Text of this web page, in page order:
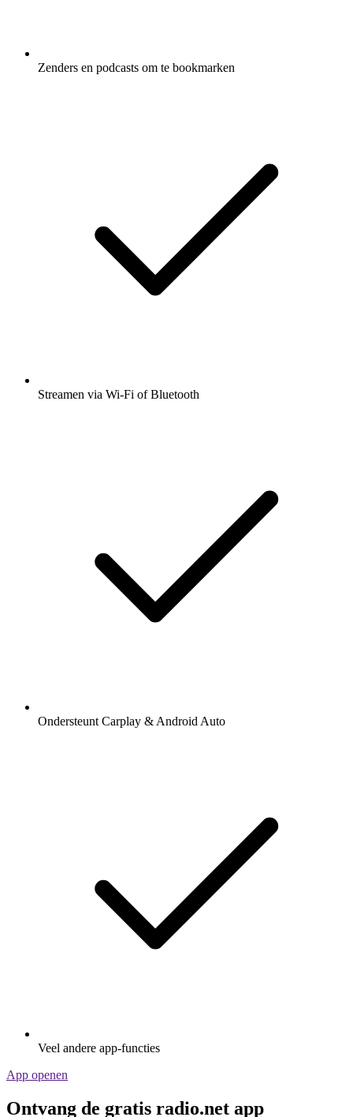
Zenders en podcasts om te bookmarken
Streamen via Wi-Fi of Bluetooth
Ondersteunt Carplay & Android Auto
Veel andere app-functies
App openen
Ontvang de gratis radio.net app